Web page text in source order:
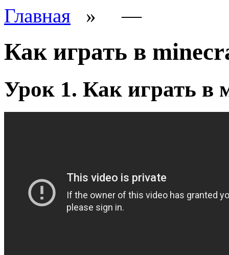
Главная » —
Как играть в
Урок 1. Как играть в